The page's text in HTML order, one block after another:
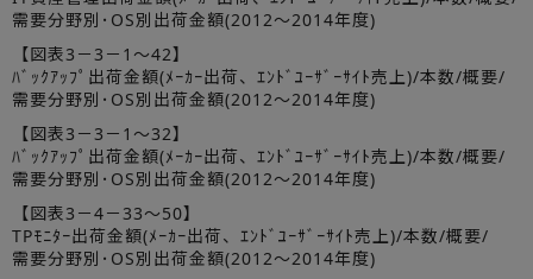
需要分野別･OS別出荷金額(2012～2014年度)
【図表3－3－1～42】
ﾊﾞｯｸｱｯﾌﾟ出荷金額(ﾒｰｶｰ出荷、ｴﾝﾄﾞﾕｰｻﾞｰｻｲﾄ売上)/本数/概要/
需要分野別･OS別出荷金額(2012～2014年度)
【図表3－3－1～32】
ﾊﾞｯｸｱｯﾌﾟ出荷金額(ﾒｰｶｰ出荷、ｴﾝﾄﾞﾕｰｻﾞｰｻｲﾄ売上)/本数/概要/
需要分野別･OS別出荷金額(2012～2014年度)
【図表3－4－33～50】
TPﾓﾆﾀｰ出荷金額(ﾒｰｶｰ出荷、ｴﾝﾄﾞﾕｰｻﾞｰｻｲﾄ売上)/本数/概要/
需要分野別･OS別出荷金額(2012～2014年度)